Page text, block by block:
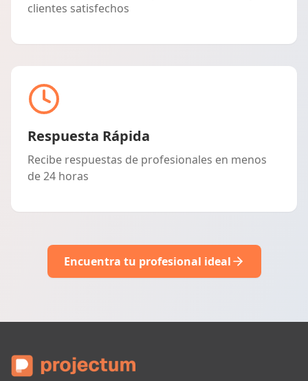
clientes satisfechos
Respuesta Rápida
Recibe respuestas de profesionales en menos
de 24 horas
Encuentra tu profesional ideal